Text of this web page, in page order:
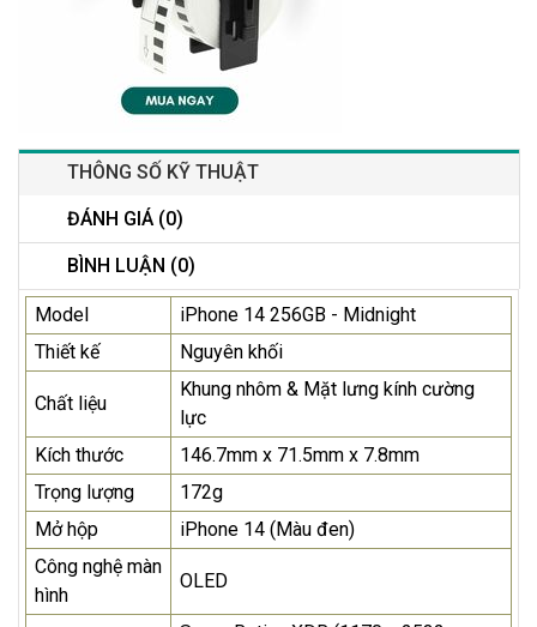
THÔNG SỐ KỸ THUẬT
ĐÁNH GIÁ (0)
BÌNH LUẬN (0)
Model
iPhone 14 256GB - Midnight
Thiết kế
Nguyên khối
Chất liệu
Khung nhôm & Mặt lưng kính cường
lực
Kích thước
146.7mm x 71.5mm x 7.8mm
Trọng lượng
172g
Mở hộp
iPhone 14 (Màu đen)
Công nghệ màn
hình
OLED